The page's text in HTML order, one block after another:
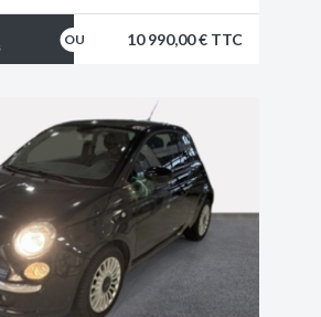
10 990,00 € TTC